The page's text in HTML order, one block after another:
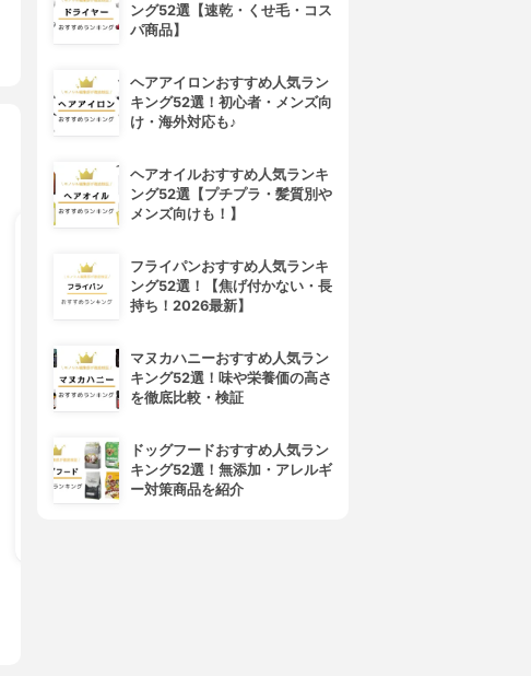
DECORTÉ(コスメデコルテ)
アイグロウ ジェム スキンシャ
ドウ
SUQQU(スック)
デザイニング カラー アイズ
ング52選【速乾・くせ毛・コス
パ商品】
ヘアアイロンおすすめ人気ラン
キング52選！初心者・メンズ向
け・海外対応も♪
ヘアオイルおすすめ人気ランキ
ング52選【プチプラ・髪質別や
メンズ向けも！】
フライパンおすすめ人気ランキ
ング52選！【焦げ付かない・長
持ち！2026最新】
マヌカハニーおすすめ人気ラン
キング52選！味や栄養価の高さ
を徹底比較・検証
ドッグフードおすすめ人気ラン
キング52選！無添加・アレルギ
ー対策商品を紹介